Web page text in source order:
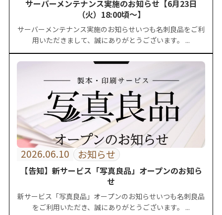
サーバーメンテナンス実施のお知らせ【6月23日
（火）18:00頃〜】
サーバーメンテナンス実施のお知らせいつも名刺良品をご利
用いただきまして、誠にありがとうございます。 ...
2026.06.10 お知らせ
【告知】新サービス「写真良品」オープンのお知ら
せ
新サービス「写真良品」オープンのお知らせいつも名刺良品
をご利用いただき、誠にありがとうございます。 ...